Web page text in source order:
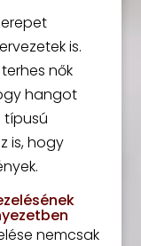
is.
nők
hangot
típusú
is, hogy
nemcsak